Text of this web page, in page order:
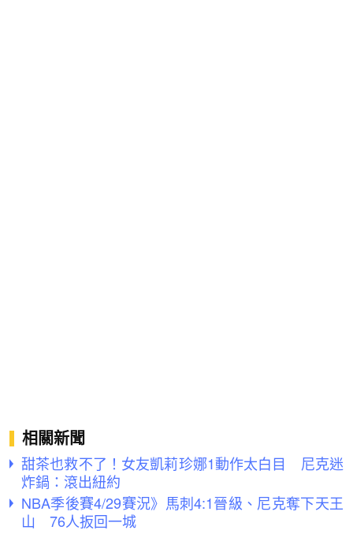
相關新聞
甜茶也救不了！女友凱莉珍娜1動作太白目 尼克迷
炸鍋：滾出紐約
NBA季後賽4/29賽況》馬刺4:1晉級、尼克奪下天王
山 76人扳回一城